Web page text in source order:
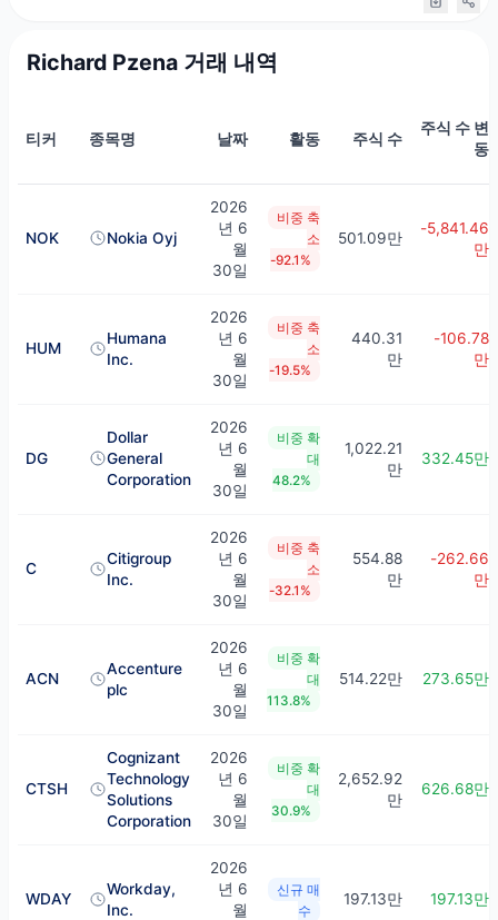
Richard Pzena 거래 내역
티커 종목명 날짜 활동 주식 수
주식 수 변
동
NOK Nokia Oyj
2026
년 6
월
30일
비중 축
소
-92.1%
501.09만
-5,841.46
만
HUM
Humana
Inc.
2026
년 6
월
30일
비중 축
소
-19.5%
440.31
만
-106.78
만
DG
Dollar
General
Corporation
2026
년 6
월
30일
비중 확
대
48.2%
1,022.21
만
332.45만
C
Citigroup
Inc.
2026
년 6
월
30일
비중 축
소
-32.1%
554.88
만
-262.66
만
ACN
Accenture
plc
2026
년 6
월
30일
비중 확
대
113.8%
514.22만 273.65만
CTSH
Cognizant
Technology
Solutions
Corporation
2026
년 6
월
30일
비중 확
대
30.9%
2,652.92
만
626.68만
WDAY
Workday,
Inc.
2026
년 6
월
신규 매
수
197.13만 197.13만